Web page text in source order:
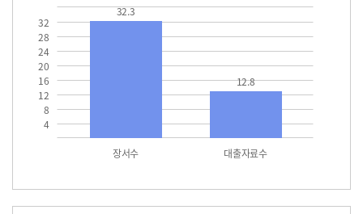
4
8
12
16
20
24
28
32
장서수 대출자료수
32.3
12.8